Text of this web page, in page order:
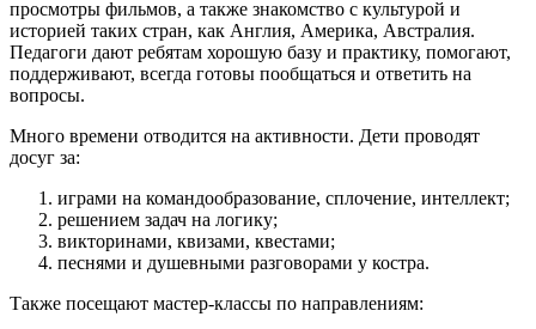
просмотры фильмов, а также знакомство с культурой и
историей таких стран, как Англия, Америка, Австралия.
Педагоги дают ребятам хорошую базу и практику, помогают,
поддерживают, всегда готовы пообщаться и ответить на
вопросы.
Много времени отводится на активности. Дети проводят
досуг за:
играми на командообразование, сплочение, интеллект;
решением задач на логику;
викторинами, квизами, квестами;
песнями и душевными разговорами у костра.
Также посещают мастер-классы по направлениям: